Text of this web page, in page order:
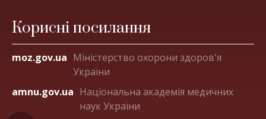
Корисні посилання
moz.gov.ua Міністерство охорони здоров'я
України
amnu.gov.ua Національна академія медичних
наук України